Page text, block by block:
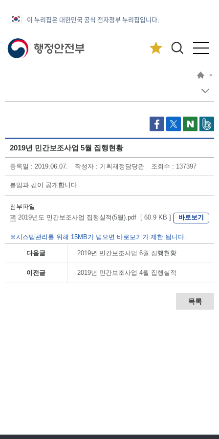
이 누리집은 대한민국 공식 전자정부 누리집입니다.
>
2019년 민간보조사업 5월 집행현황
등록일 : 2019.06.07. 작성자 : 기획재정담당관 조회수 : 137397
붙임과 같이 공개합니다.
첨부파일
2019년도 민간보조사업 집행실적(5월).pdf [ 60.9 KB ]
바로보기
※시스템관리를 위해 15MB가 넘으면 바로보기가 제한 됩니다.
다음글 2019년 민간보조사업 6월 집행현황
이전글 2019년 민간보조사업 4월 집행실적
목록